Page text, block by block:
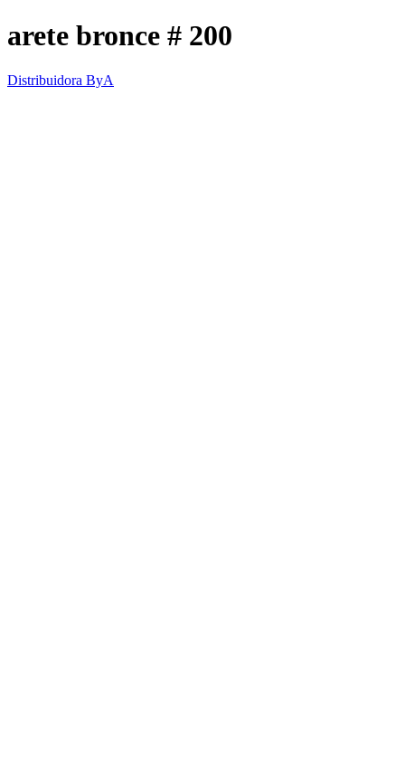
arete bronce # 200
Distribuidora ByA